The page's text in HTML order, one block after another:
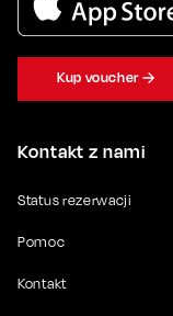
Kontakt z nami
Status rezerwacji
Pomoc
Kontakt
Kup voucher